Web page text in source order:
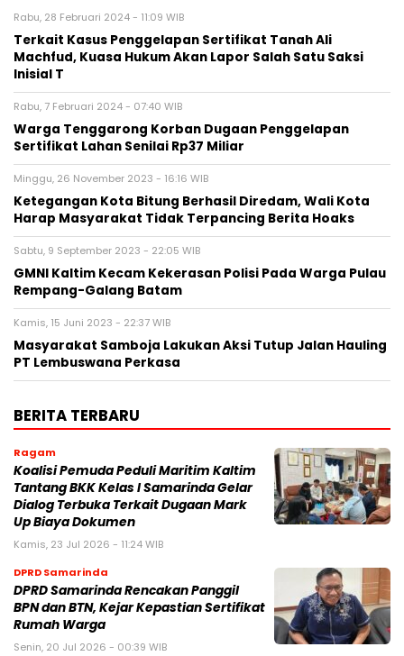
Rabu, 28 Februari 2024 - 11:09 WIB
Terkait Kasus Penggelapan Sertifikat Tanah Ali
Machfud, Kuasa Hukum Akan Lapor Salah Satu Saksi
Inisial T
Rabu, 7 Februari 2024 - 07:40 WIB
Warga Tenggarong Korban Dugaan Penggelapan
Sertifikat Lahan Senilai Rp37 Miliar
Minggu, 26 November 2023 - 16:16 WIB
Ketegangan Kota Bitung Berhasil Diredam, Wali Kota
Harap Masyarakat Tidak Terpancing Berita Hoaks
Sabtu, 9 September 2023 - 22:05 WIB
GMNI Kaltim Kecam Kekerasan Polisi Pada Warga Pulau
Rempang-Galang Batam
Kamis, 15 Juni 2023 - 22:37 WIB
Masyarakat Samboja Lakukan Aksi Tutup Jalan Hauling
PT Lembuswana Perkasa
BERITA TERBARU
Ragam
Koalisi Pemuda Peduli Maritim Kaltim
Tantang BKK Kelas I Samarinda Gelar
Dialog Terbuka Terkait Dugaan Mark
Up Biaya Dokumen
Kamis, 23 Jul 2026 - 11:24 WIB
DPRD Samarinda
DPRD Samarinda Rencakan Panggil
BPN dan BTN, Kejar Kepastian Sertifikat
Rumah Warga
Senin, 20 Jul 2026 - 00:39 WIB